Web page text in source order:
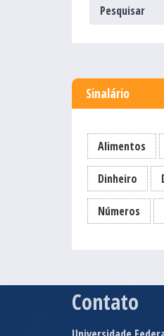
Sinalário
Alimentos
Dinheiro
Números
Contato